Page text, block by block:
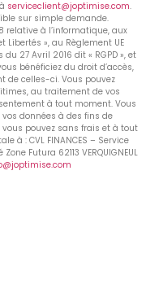
serviceclient@joptimise.com.
sur simple demande.
relative à l’informatique, aux
», au Règlement UE
27 Avril 2016 dit « RGPD », et
bénéficiez du droit d’accès,
de celles-ci. Vous pouvez
au traitement de vos
à tout moment. Vous
données à des fins de
pouvez sans frais et à tout
à : CVL FINANCES – Service
Futura 62113 VERQUIGNEUL